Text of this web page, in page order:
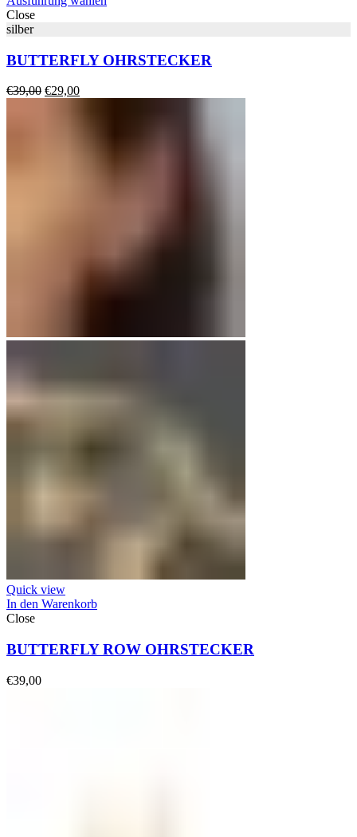
Close
silber
BUTTERFLY OHRSTECKER
€39,00 Ursprünglicher
€29,00Aktueller
Quick view
In den Warenkorb
Close
BUTTERFLY ROW OHRSTECKER
€39,00